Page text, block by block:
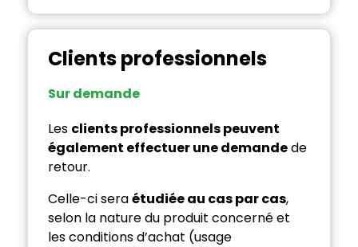
Clients professionnels
Sur demande
Les clients professionnels peuvent
également effectuer une demandede
retour.
Celle-ci seraétudiée au cas par cas,
selon la nature du produit concerné et
les conditions d’achat (usage